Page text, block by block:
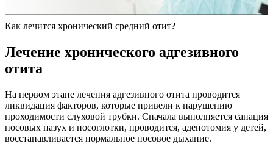
Как лечится хронический средний отит?
Лечение хронического адгезивного
отита
На первом этапе лечения адгезивного отита проводится
ликвидация факторов, которые привели к нарушению
проходимости слуховой трубки. Сначала выполняется санация
носовых пазух и носоглотки, проводится, аденотомия у детей,
восстанавливается нормальное носовое дыхание.